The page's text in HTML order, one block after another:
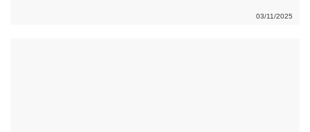
03/11/2025